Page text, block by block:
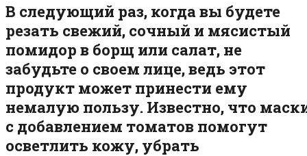
В следующий раз, когда вы будете
резать свежий, сочный и мясистый
помидор в борщ или салат, не
забудьте о своем лице, ведь этот
продукт может принести ему
немалую пользу. Известно, что
с добавлением томатов помогут
осветлить кожу, убрать